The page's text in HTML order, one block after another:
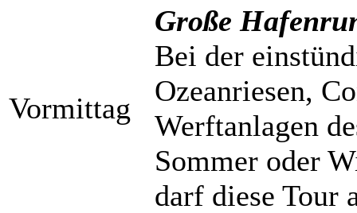
Vormittag
Große
Bei der
Ozeanriesen,
Werftanlagen
Sommer oder
darf diese Tour